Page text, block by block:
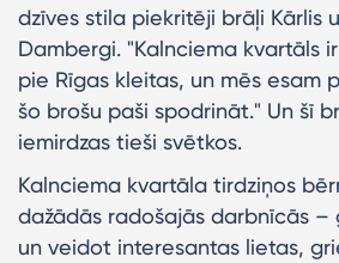
dzīves stila piekritēji brāļi Kārlis
Dambergi. "Kalnciema kvartāls
pie Rīgas kleitas, un mēs esam
šo brošu paši spodrināt." Un šī
iemirdzas tieši svētkos.
Kalnciema kvartāla tirdziņos
dažādās radošajās darbnīcās –
un veidot interesantas lietas,